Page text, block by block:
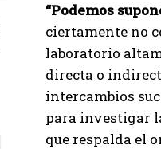
“Podemos
ciertamente no
laboratorio
directa o
intercambios
para investigar
que respalda el